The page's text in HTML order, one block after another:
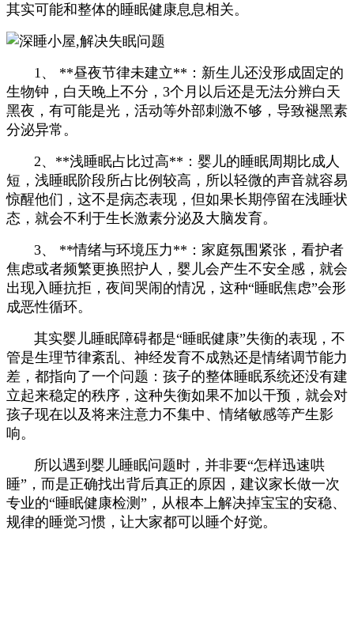
其实可能和整体的睡眠健康息息相关。
1、 **昼夜节律未建立**：新生儿还没形成固定的
生物钟，白天晚上不分，3个月以后还是无法分辨白天
黑夜，有可能是光，活动等外部刺激不够，导致褪黑素
分泌异常。
2、**浅睡眠占比过高**：婴儿的睡眠周期比成人
短，浅睡眠阶段所占比例较高，所以轻微的声音就容易
惊醒他们，这不是病态表现，但如果长期停留在浅睡状
态，就会不利于生长激素分泌及大脑发育。
3、 **情绪与环境压力**：家庭氛围紧张，看护者
焦虑或者频繁更换照护人，婴儿会产生不安全感，就会
出现入睡抗拒，夜间哭闹的情况，这种“睡眠焦虑”会形
成恶性循环。
其实婴儿睡眠障碍都是“睡眠健康”失衡的表现，不
管是生理节律紊乱、神经发育不成熟还是情绪调节能力
差，都指向了一个问题：孩子的整体睡眠系统还没有建
立起来稳定的秩序，这种失衡如果不加以干预，就会对
孩子现在以及将来注意力不集中、情绪敏感等产生影
响。
所以遇到婴儿睡眠问题时，并非要“怎样迅速哄
睡”，而是正确找出背后真正的原因，建议家长做一次
专业的“睡眠健康检测”，从根本上解决掉宝宝的安稳、
规律的睡觉习惯，让大家都可以睡个好觉。